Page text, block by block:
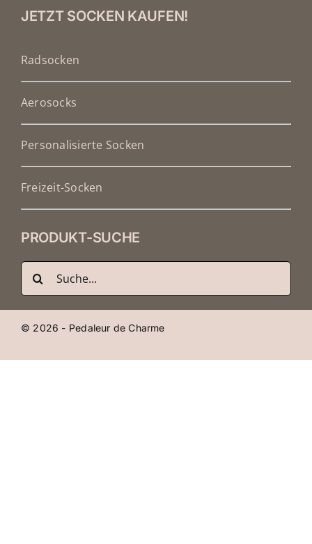
JETZT SOCKEN KAUFEN!
Radsocken
Aerosocks
Personalisierte Socken
Freizeit-Socken
PRODUKT-SUCHE
Suche
nach:
© 2026 - Pedaleur de Charme